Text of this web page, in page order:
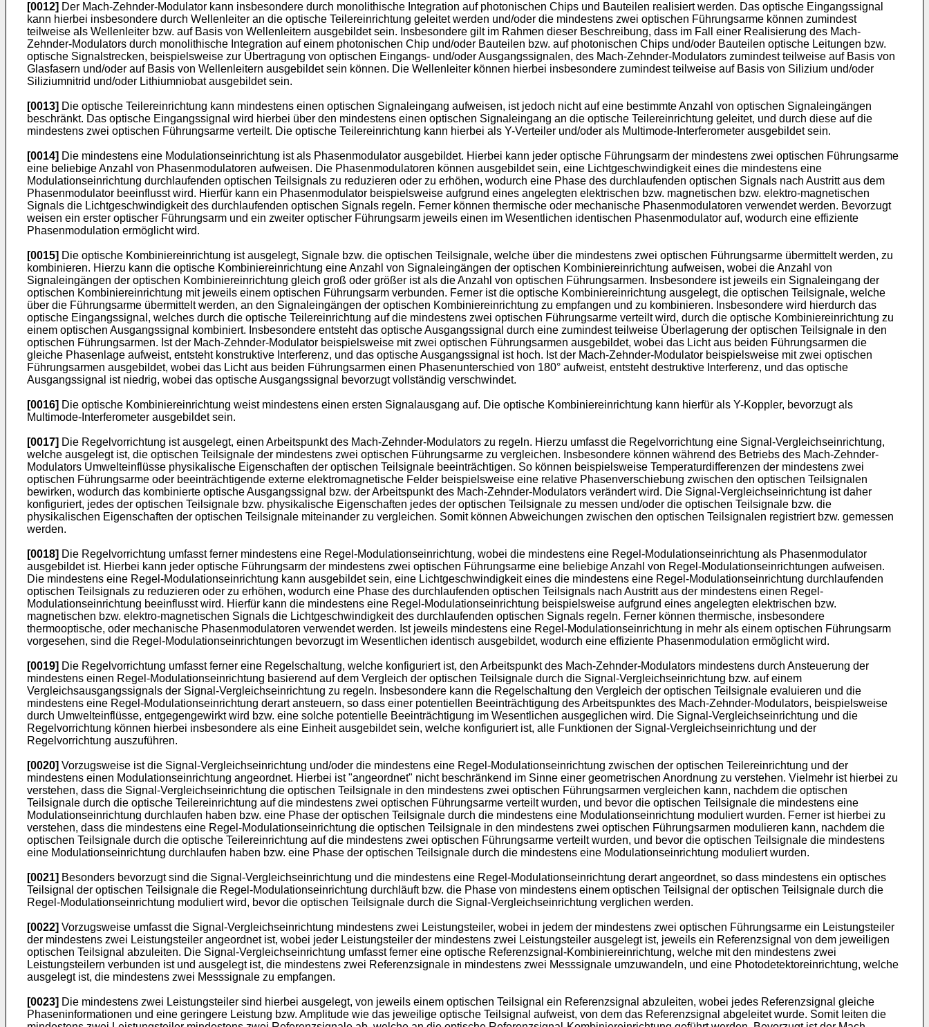
[0012] Der Mach-Zehnder-Modulator kann insbesondere durch monolithische Integration auf photonischen Chips und Bauteilen realisiert werden. Das optische Eingangssignal
kann hierbei insbesondere durch Wellenleiter an die optische Teilereinrichtung geleitet werden und/oder die mindestens zwei optischen Führungsarme können zumindest
teilweise als Wellenleiter bzw. auf Basis von Wellenleitern ausgebildet sein. Insbesondere gilt im Rahmen dieser Beschreibung, dass im Fall einer Realisierung des Mach-
Zehnder-Modulators durch monolithische Integration auf einem photonischen Chip und/oder Bauteilen bzw. auf photonischen Chips und/oder Bauteilen optische Leitungen bzw.
optische Signalstrecken, beispielsweise zur Übertragung von optischen Eingangs- und/oder Ausgangssignalen, des Mach-Zehnder-Modulators zumindest teilweise auf Basis von
Glasfasern und/oder auf Basis von Wellenleitern ausgebildet sein können. Die Wellenleiter können hierbei insbesondere zumindest teilweise auf Basis von Silizium und/oder
Siliziumnitrid und/oder Lithiumniobat ausgebildet sein.
[0013] Die optische Teilereinrichtung kann mindestens einen optischen Signaleingang aufweisen, ist jedoch nicht auf eine bestimmte Anzahl von optischen Signaleingängen
beschränkt. Das optische Eingangssignal wird hierbei über den mindestens einen optischen Signaleingang an die optische Teilereinrichtung geleitet, und durch diese auf die
mindestens zwei optischen Führungsarme verteilt. Die optische Teilereinrichtung kann hierbei als Y-Verteiler und/oder als Multimode-Interferometer ausgebildet sein.
[0014] Die mindestens eine Modulationseinrichtung ist als Phasenmodulator ausgebildet. Hierbei kann jeder optische Führungsarm der mindestens zwei optischen Führungsarme
eine beliebige Anzahl von Phasenmodulatoren aufweisen. Die Phasenmodulatoren können ausgebildet sein, eine Lichtgeschwindigkeit eines die mindestens eine
Modulationseinrichtung durchlaufenden optischen Teilsignals zu reduzieren oder zu erhöhen, wodurch eine Phase des durchlaufenden optischen Signals nach Austritt aus dem
Phasenmodulator beeinflusst wird. Hierfür kann ein Phasenmodulator beispielsweise aufgrund eines angelegten elektrischen bzw. magnetischen bzw. elektro-magnetischen
Signals die Lichtgeschwindigkeit des durchlaufenden optischen Signals regeln. Ferner können thermische oder mechanische Phasenmodulatoren verwendet werden. Bevorzugt
weisen ein erster optischer Führungsarm und ein zweiter optischer Führungsarm jeweils einen im Wesentlichen identischen Phasenmodulator auf, wodurch eine effiziente
Phasenmodulation ermöglicht wird.
[0015] Die optische Kombiniereinrichtung ist ausgelegt, Signale bzw. die optischen Teilsignale, welche über die mindestens zwei optischen Führungsarme übermittelt werden, zu
kombinieren. Hierzu kann die optische Kombiniereinrichtung eine Anzahl von Signaleingängen der optischen Kombiniereinrichtung aufweisen, wobei die Anzahl von
Signaleingängen der optischen Kombiniereinrichtung gleich groß oder größer ist als die Anzahl von optischen Führungsarmen. Insbesondere ist jeweils ein Signaleingang der
optischen Kombiniereinrichtung mit jeweils einem optischen Führungsarm verbunden. Ferner ist die optische Kombiniereinrichtung ausgelegt, die optischen Teilsignale, welche
über die Führungsarme übermittelt werden, an den Signaleingängen der optischen Kombiniereinrichtung zu empfangen und zu kombinieren. Insbesondere wird hierdurch das
optische Eingangssignal, welches durch die optische Teilereinrichtung auf die mindestens zwei optischen Führungsarme verteilt wird, durch die optische Kombiniereinrichtung zu
einem optischen Ausgangssignal kombiniert. Insbesondere entsteht das optische Ausgangssignal durch eine zumindest teilweise Überlagerung der optischen Teilsignale in den
optischen Führungsarmen. Ist der Mach-Zehnder-Modulator beispielsweise mit zwei optischen Führungsarmen ausgebildet, wobei das Licht aus beiden Führungsarmen die
gleiche Phasenlage aufweist, entsteht konstruktive Interferenz, und das optische Ausgangssignal ist hoch. Ist der Mach-Zehnder-Modulator beispielsweise mit zwei optischen
Führungsarmen ausgebildet, wobei das Licht aus beiden Führungsarmen einen Phasenunterschied von 180° aufweist, entsteht destruktive Interferenz, und das optische
Ausgangssignal ist niedrig, wobei das optische Ausgangssignal bevorzugt vollständig verschwindet.
[0016] Die optische Kombiniereinrichtung weist mindestens einen ersten Signalausgang auf. Die optische Kombiniereinrichtung kann hierfür als Y-Koppler, bevorzugt als
Multimode-Interferometer ausgebildet sein.
[0017] Die Regelvorrichtung ist ausgelegt, einen Arbeitspunkt des Mach-Zehnder-Modulators zu regeln. Hierzu umfasst die Regelvorrichtung eine Signal-Vergleichseinrichtung,
welche ausgelegt ist, die optischen Teilsignale der mindestens zwei optischen Führungsarme zu vergleichen. Insbesondere können während des Betriebs des Mach-Zehnder-
Modulators Umwelteinflüsse physikalische Eigenschaften der optischen Teilsignale beeinträchtigen. So können beispielsweise Temperaturdifferenzen der mindestens zwei
optischen Führungsarme oder beeinträchtigende externe elektromagnetische Felder beispielsweise eine relative Phasenverschiebung zwischen den optischen Teilsignalen
bewirken, wodurch das kombinierte optische Ausgangssignal bzw. der Arbeitspunkt des Mach-Zehnder-Modulators verändert wird. Die Signal-Vergleichseinrichtung ist daher
konfiguriert, jedes der optischen Teilsignale bzw. physikalische Eigenschaften jedes der optischen Teilsignale zu messen und/oder die optischen Teilsignale bzw. die
physikalischen Eigenschaften der optischen Teilsignale miteinander zu vergleichen. Somit können Abweichungen zwischen den optischen Teilsignalen registriert bzw. gemessen
werden.
[0018] Die Regelvorrichtung umfasst ferner mindestens eine Regel-Modulationseinrichtung, wobei die mindestens eine Regel-Modulationseinrichtung als Phasenmodulator
ausgebildet ist. Hierbei kann jeder optische Führungsarm der mindestens zwei optischen Führungsarme eine beliebige Anzahl von Regel-Modulationseinrichtungen aufweisen.
Die mindestens eine Regel-Modulationseinrichtung kann ausgebildet sein, eine Lichtgeschwindigkeit eines die mindestens eine Regel-Modulationseinrichtung durchlaufenden
optischen Teilsignals zu reduzieren oder zu erhöhen, wodurch eine Phase des durchlaufenden optischen Teilsignals nach Austritt aus der mindestens einen Regel-
Modulationseinrichtung beeinflusst wird. Hierfür kann die mindestens eine Regel-Modulationseinrichtung beispielsweise aufgrund eines angelegten elektrischen bzw.
magnetischen bzw. elektro-magnetischen Signals die Lichtgeschwindigkeit des durchlaufenden optischen Signals regeln. Ferner können thermische, insbesondere
thermooptische, oder mechanische Phasenmodulatoren verwendet werden. Ist jeweils mindestens eine Regel-Modulationseinrichtung in mehr als einem optischen Führungsarm
vorgesehen, sind die Regel-Modulationseinrichtungen bevorzugt im Wesentlichen identisch ausgebildet, wodurch eine effiziente Phasenmodulation ermöglicht wird.
[0019] Die Regelvorrichtung umfasst ferner eine Regelschaltung, welche konfiguriert ist, den Arbeitspunkt des Mach-Zehnder-Modulators mindestens durch Ansteuerung der
mindestens einen Regel-Modulationseinrichtung basierend auf dem Vergleich der optischen Teilsignale durch die Signal-Vergleichseinrichtung bzw. auf einem
Vergleichsausgangssignals der Signal-Vergleichseinrichtung zu regeln. Insbesondere kann die Regelschaltung den Vergleich der optischen Teilsignale evaluieren und die
mindestens eine Regel-Modulationseinrichtung derart ansteuern, so dass einer potentiellen Beeinträchtigung des Arbeitspunktes des Mach-Zehnder-Modulators, beispielsweise
durch Umwelteinflüsse, entgegengewirkt wird bzw. eine solche potentielle Beeinträchtigung im Wesentlichen ausgeglichen wird. Die Signal-Vergleichseinrichtung und die
Regelvorrichtung können hierbei insbesondere als eine Einheit ausgebildet sein, welche konfiguriert ist, alle Funktionen der Signal-Vergleichseinrichtung und der
Regelvorrichtung auszuführen.
[0020] Vorzugsweise ist die Signal-Vergleichseinrichtung und/oder die mindestens eine Regel-Modulationseinrichtung zwischen der optischen Teilereinrichtung und der
mindestens einen Modulationseinrichtung angeordnet. Hierbei ist "angeordnet" nicht beschränkend im Sinne einer geometrischen Anordnung zu verstehen. Vielmehr ist hierbei zu
verstehen, dass die Signal-Vergleichseinrichtung die optischen Teilsignale in den mindestens zwei optischen Führungsarmen vergleichen kann, nachdem die optischen
Teilsignale durch die optische Teilereinrichtung auf die mindestens zwei optischen Führungsarme verteilt wurden, und bevor die optischen Teilsignale die mindestens eine
Modulationseinrichtung durchlaufen haben bzw. eine Phase der optischen Teilsignale durch die mindestens eine Modulationseinrichtung moduliert wurden. Ferner ist hierbei zu
verstehen, dass die mindestens eine Regel-Modulationseinrichtung die optischen Teilsignale in den mindestens zwei optischen Führungsarmen modulieren kann, nachdem die
optischen Teilsignale durch die optische Teilereinrichtung auf die mindestens zwei optischen Führungsarme verteilt wurden, und bevor die optischen Teilsignale die mindestens
eine Modulationseinrichtung durchlaufen haben bzw. eine Phase der optischen Teilsignale durch die mindestens eine Modulationseinrichtung moduliert wurden.
[0021] Besonders bevorzugt sind die Signal-Vergleichseinrichtung und die mindestens eine Regel-Modulationseinrichtung derart angeordnet, so dass mindestens ein optisches
Teilsignal der optischen Teilsignale die Regel-Modulationseinrichtung durchläuft bzw. die Phase von mindestens einem optischen Teilsignal der optischen Teilsignale durch die
Regel-Modulationseinrichtung moduliert wird, bevor die optischen Teilsignale durch die Signal-Vergleichseinrichtung verglichen werden.
[0022] Vorzugsweise umfasst die Signal-Vergleichseinrichtung mindestens zwei Leistungsteiler, wobei in jedem der mindestens zwei optischen Führungsarme ein Leistungsteiler
der mindestens zwei Leistungsteiler angeordnet ist, wobei jeder Leistungsteiler der mindestens zwei Leistungsteiler ausgelegt ist, jeweils ein Referenzsignal von dem jeweiligen
optischen Teilsignal abzuleiten. Die Signal-Vergleichseinrichtung umfasst ferner eine optische Referenzsignal-Kombiniereinrichtung, welche mit den mindestens zwei
Leistungsteilern verbunden ist und ausgelegt ist, die mindestens zwei Referenzsignale in mindestens zwei Messsignale umzuwandeln, und eine Photodetektoreinrichtung, welche
ausgelegt ist, die mindestens zwei Messsignale zu empfangen.
[0023] Die mindestens zwei Leistungsteiler sind hierbei ausgelegt, von jeweils einem optischen Teilsignal ein Referenzsignal abzuleiten, wobei jedes Referenzsignal gleiche
Phaseninformationen und eine geringere Leistung bzw. Amplitude wie das jeweilige optische Teilsignal aufweist, von dem das Referenzsignal abgeleitet wurde. Somit leiten die